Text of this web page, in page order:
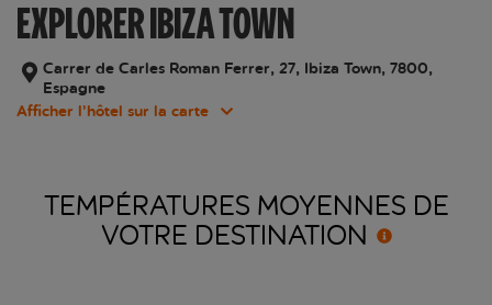
EXPLORER IBIZA TOWN
Carrer de Carles Roman Ferrer, 27, Ibiza Town, 7800,
Espagne
Afficher l’hôtel sur la carte
TEMPÉRATURES MOYENNES DE
VOTRE DESTINATION